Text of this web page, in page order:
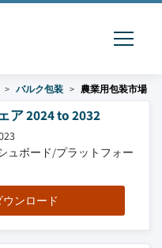
バルク包装 農業用包装市場
ア 2024 to 2032
ュボード/プラットフォー
ウンロード